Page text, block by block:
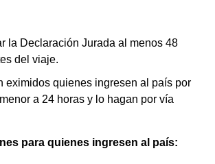
la Declaración Jurada al menos 48
del viaje.
eximidos quienes ingresen al país por
a 24 horas y lo hagan por vía
para quienes ingresen al país: